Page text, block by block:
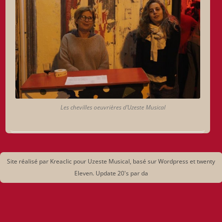
Les chevilles oeuvrières d’Uzeste Musical
Site réalisé par Kreaclic pour Uzeste Musical, basé sur Wordpress et twenty
Eleven. Update 20's par da